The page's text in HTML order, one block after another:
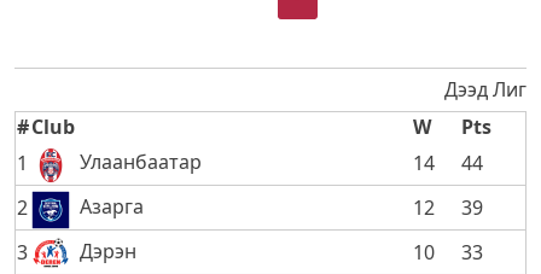
Дээд Лиг
#Club W
Pts
1
Улаанбаатар 14
44
2
Азарга 12
39
3
Дэрэн 10
33